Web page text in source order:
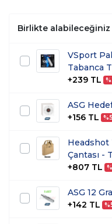
Birlikte alabileceğiniz
VSport
Tabanca
+239 TL
ASG
+156 TL
Headshot
Çantası -
+807 TL
ASG 12
+142 TL